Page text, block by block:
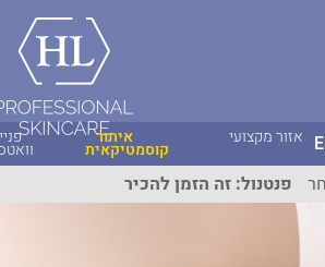
פניית
וואטסאפ
איתור
קוסמטיקאית
אזור מקצועי
פנטנול: זה הזמן להכיר